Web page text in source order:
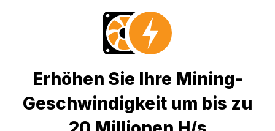
Erhöhen Sie Ihre Mining-
Geschwindigkeit um bis zu